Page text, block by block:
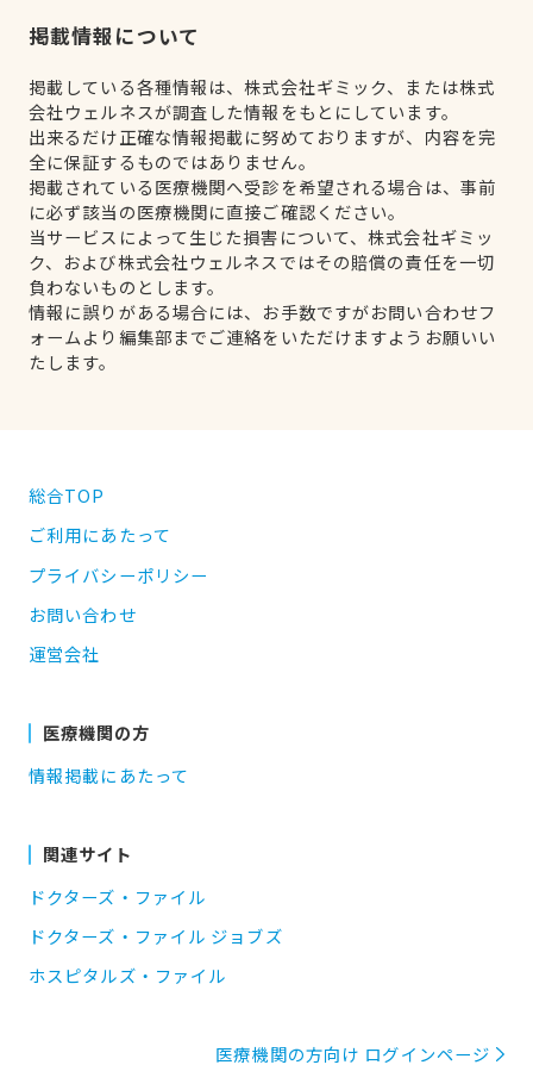
掲載情報について
掲載している各種情報は、株式会社ギミック、または株式
会社ウェルネスが調査した情報をもとにしています。
出来るだけ正確な情報掲載に努めておりますが、内容を完
全に保証するものではありません。
掲載されている医療機関へ受診を希望される場合は、事前
に必ず該当の医療機関に直接ご確認ください。
当サービスによって生じた損害について、株式会社ギミッ
ク、および株式会社ウェルネスではその賠償の責任を一切
負わないものとします。
情報に誤りがある場合には、お手数ですがお問い合わせフ
ォームより編集部までご連絡をいただけますようお願いい
たします。
総合TOP
ご利用にあたって
プライバシーポリシー
お問い合わせ
運営会社
医療機関の方
情報掲載にあたって
関連サイト
ドクターズ・ファイル
ドクターズ・ファイル ジョブズ
ホスピタルズ・ファイル
医療機関の方向け ログインページ